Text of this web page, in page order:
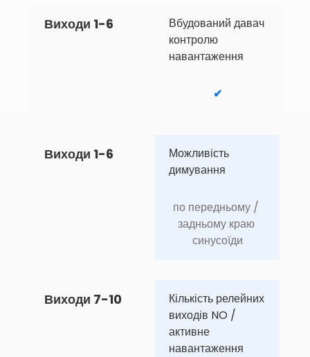
Виходи 1-6
Вбудований давач
контролю
навантаження
✔
Виходи 1-6
Можливість
димування
по передньому /
задньому краю
синусоїди
Виходи 7-10
Кількість релейних
виходів NO /
активне
навантаження